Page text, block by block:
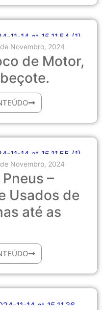
Novembro, 2024
de Motor,
Novembro, 2024
–
Usados de
até as